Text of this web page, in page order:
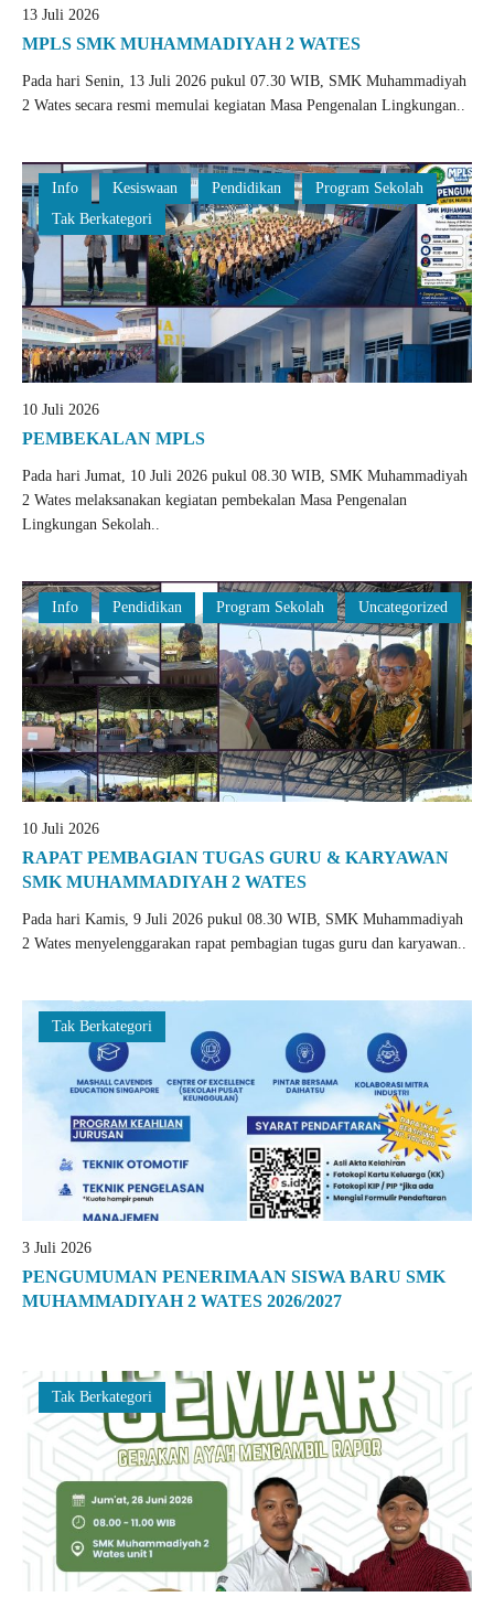
13 Juli 2026
MPLS SMK MUHAMMADIYAH 2 WATES
Pada hari Senin, 13 Juli 2026 pukul 07.30 WIB, SMK Muhammadiyah
2 Wates secara resmi memulai kegiatan Masa Pengenalan Lingkungan..
Info Kesiswaan Pendidikan
Program Sekolah
Tak Berkategori
10 Juli 2026
PEMBEKALAN MPLS
Pada hari Jumat, 10 Juli 2026 pukul 08.30 WIB, SMK Muhammadiyah
2 Wates melaksanakan kegiatan pembekalan Masa Pengenalan
Lingkungan Sekolah..
Info Pendidikan Program Sekolah Uncategorized
10 Juli 2026
RAPAT PEMBAGIAN TUGAS GURU & KARYAWAN
SMK MUHAMMADIYAH 2 WATES
Pada hari Kamis, 9 Juli 2026 pukul 08.30 WIB, SMK Muhammadiyah
2 Wates menyelenggarakan rapat pembagian tugas guru dan karyawan..
Tak Berkategori
3 Juli 2026
PENGUMUMAN PENERIMAAN SISWA BARU SMK
MUHAMMADIYAH 2 WATES 2026/2027
Tak Berkategori